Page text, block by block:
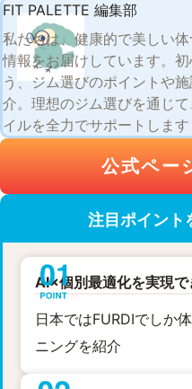
FIT PALETTE 編集部
私たちは、健康的で美しい
情報をお届けしています。
う、ジム選びのポイントや
介。理想のジム選びを通じ
イルを全力でサポートします
公式ペー
注目ポイント
AI×個別最適化を実現で
日本ではFURDIでしか
ニングを紹介